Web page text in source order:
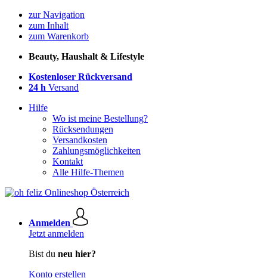
zur Navigation
zum Inhalt
zum Warenkorb
Beauty, Haushalt & Lifestyle
Kostenloser Rückversand
24 h Versand
Hilfe
Wo ist meine Bestellung?
Rücksendungen
Versandkosten
Zahlungsmöglichkeiten
Kontakt
Alle Hilfe-Themen
Anmelden
Jetzt anmelden
Bist du neu hier?
Konto erstellen